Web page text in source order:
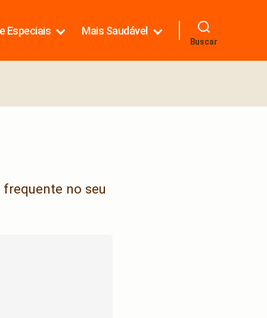
Especiais Mais Saudável
Buscar
no seu